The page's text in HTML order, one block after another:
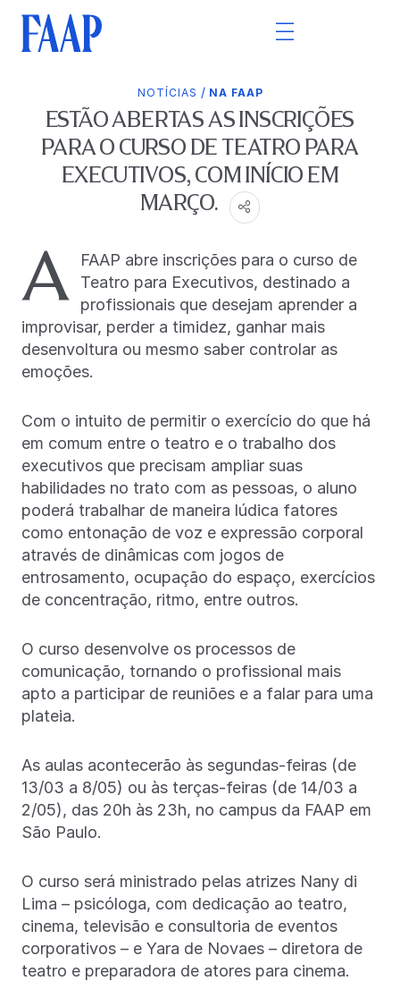
NOTÍCIAS / NA FAAP
ESTÃO ABERTAS AS INSCRIÇÕES
PARA O CURSO DE TEATRO PARA
EXECUTIVOS, COM INÍCIO EM
MARÇO.
A
FAAP abre inscrições para o curso de
Teatro para Executivos, destinado a
profissionais que desejam aprender a
improvisar, perder a timidez, ganhar mais
desenvoltura ou mesmo saber controlar as
emoções.
Com o intuito de permitir o exercício do que há
em comum entre o teatro e o trabalho dos
executivos que precisam ampliar suas
habilidades no trato com as pessoas, o aluno
poderá trabalhar de maneira lúdica fatores
como entonação de voz e expressão corporal
através de dinâmicas com jogos de
entrosamento, ocupação do espaço, exercícios
de concentração, ritmo, entre outros.
O curso desenvolve os processos de
comunicação, tornando o profissional mais
apto a participar de reuniões e a falar para uma
plateia.
As aulas acontecerão às segundas-feiras (de
13/03 a 8/05) ou às terças-feiras (de 14/03 a
2/05), das 20h às 23h, no campus da FAAP em
São Paulo.
O curso será ministrado pelas atrizes Nany di
Lima – psicóloga, com dedicação ao teatro,
cinema, televisão e consultoria de eventos
corporativos – e Yara de Novaes – diretora de
teatro e preparadora de atores para cinema.